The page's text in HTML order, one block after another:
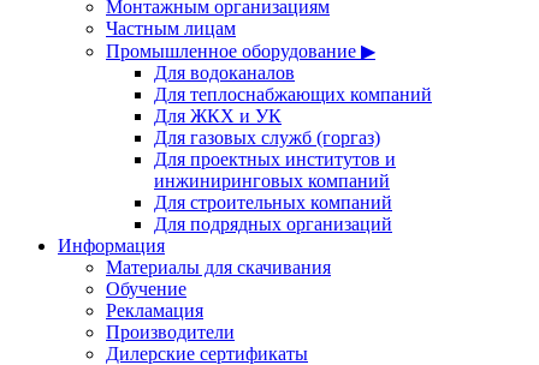
Монтажным организациям
Частным лицам
Промышленное оборудование ▶
Для водоканалов
Для теплоснабжающих компаний
Для ЖКХ и УК
Для газовых служб (горгаз)
Для проектных институтов и
инжиниринговых компаний
Для строительных компаний
Для подрядных организаций
Информация
Материалы для скачивания
Обучение
Рекламация
Производители
Дилерские сертификаты